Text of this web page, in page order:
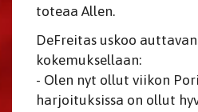
toteaa Allen.
DeFreitas uskoo
kokemuksellaan:
- Olen nyt ollut viikon
harjoituksissa on ollut